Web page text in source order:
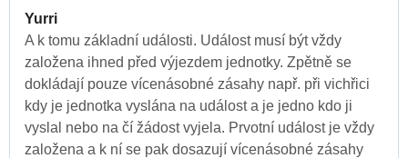
Yurri
A k tomu základní události. Událost musí být vždy
založena ihned před výjezdem jednotky. Zpětně se
dokládají pouze vícenásobné zásahy např. při vichřici
kdy je jednotka vyslána na událost a je jedno kdo ji
vyslal nebo na čí žádost vyjela. Prvotní událost je vždy
založena a k ní se pak dosazují vícenásobné zásahy